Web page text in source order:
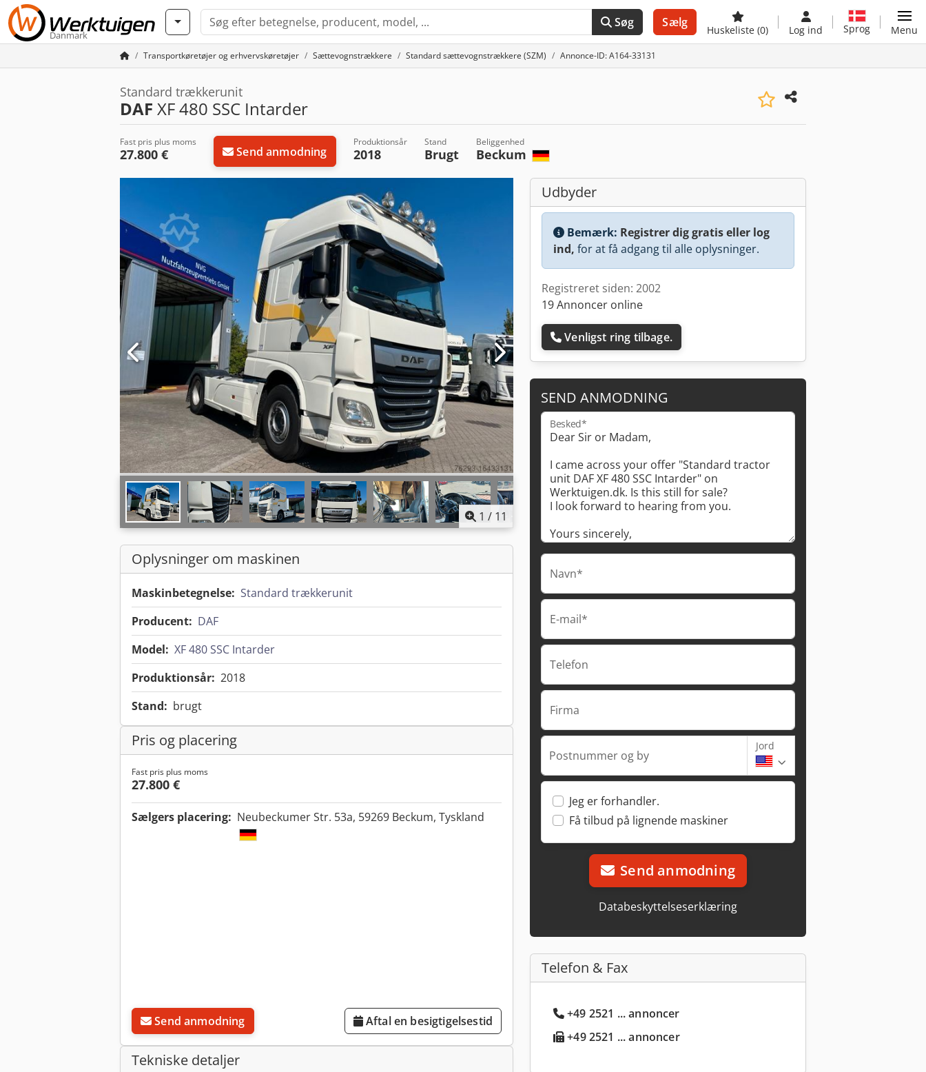
Danmark
Søg Sælg
Huskeliste (0) Log ind Sprog Menu
Transportkøretøjer og erhvervskøretøjer Sættevognstrækkere Standard sættevognstrækkere (SZM) Annonce-ID: A164-33131
Standard trækkerunit
DAF XF 480 SSC Intarder
Fast pris plus moms
27.800 € Send anmodning
Produktionsår
2018
Stand
Brugt
Beliggenhed
Beckum
1 / 11
Oplysninger om maskinen
Maskinbetegnelse: Standard trækkerunit
Producent: DAF
Model: XF 480 SSC Intarder
Produktionsår: 2018
Stand: brugt
Pris og placering
Fast pris plus moms
27.800 €
Sælgers placering: Neubeckumer Str. 53a, 59269 Beckum, Tyskland
Send anmodning Aftal en besigtigelsestid
Tekniske detaljer
Udbyder
Bemærk: Registrer dig gratis eller log
ind, for at få adgang til alle oplysninger.
Registreret siden: 2002
19 Annoncer online
Venligst ring tilbage.
SEND ANMODNING
Besked*
Navn*
E-mail*
Telefon
Firma
Postnummer og by
Jord
Jeg er forhandler.
Få tilbud på lignende maskiner
Send anmodning
Databeskyttelseserklæring
Telefon & Fax
+49 2521 ... annoncer
+49 2521 ... annoncer